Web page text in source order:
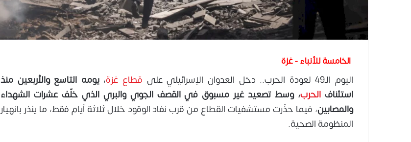
الخامسة للأنباء - غزة
اليوم الـ49 لعودة الحرب.. دخل العدوان الإسرائيلي على قطاع غزة،يومه التاسع والأربعين منذ
استئناف الحرب، وسط تصعيد غير مسبوق في القصف الجوي والبري الذي خلّف عشرات الشهداء
والمصابين، فيما حذّرت مستشفيات القطاع من قرب نفاد الوقود خلال ثلاثة أيام فقط، ما ينذر بانهيار
المنظومة الصحية.